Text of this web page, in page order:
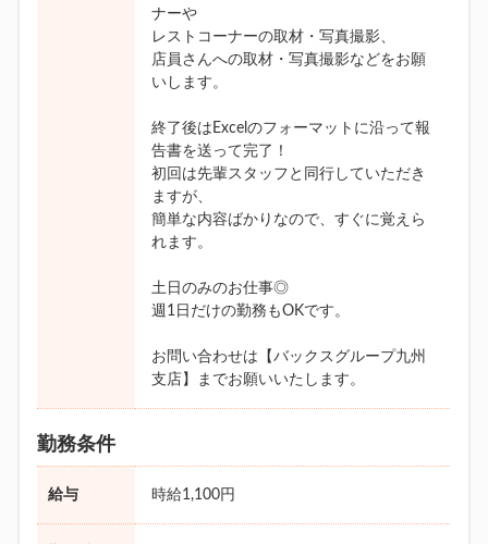
ナーや
レストコーナーの取材・写真撮影、
店員さんへの取材・写真撮影などをお願
いします。
終了後はExcelのフォーマットに沿って報
告書を送って完了！
初回は先輩スタッフと同行していただき
ますが、
簡単な内容ばかりなので、すぐに覚えら
れます。
土日のみのお仕事◎
週1日だけの勤務もOKです。
お問い合わせは【バックスグループ九州
支店】までお願いいたします。
勤務条件
給与 時給1,100円